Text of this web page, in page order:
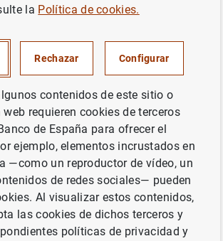
del calendario...
Siguiente
semestral sobre...
la Política de cookies.
Rechazar Configurar
contenidos de este sitio o
requieren cookies de terceros
de España para ofrecer el
ejemplo, elementos incrustados en
—como un reproductor de vídeo, un
de redes sociales— pueden
Al visualizar estos contenidos,
las cookies de dichos terceros y
políticas de privacidad y